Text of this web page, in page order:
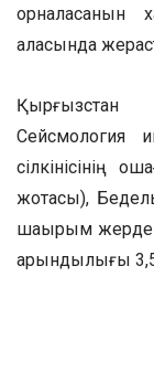
орналасқанын
қаласында
Қырғызстан
Сейсмология
сілкінісінің
жотасы),
шақырым жерде
қарқындылығы